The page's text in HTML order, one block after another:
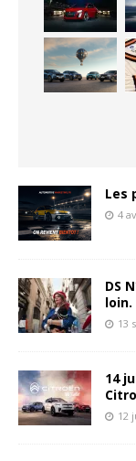
Les
4
DS
loin.
13
14
12